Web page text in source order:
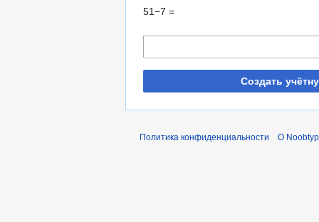
51−7 =
Создать
Политика конфиденциальности О